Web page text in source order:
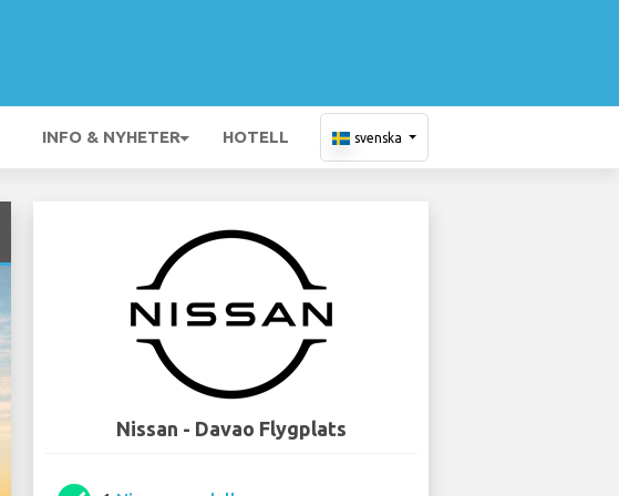
INFO & NYHETER HOTELL svenska
Nissan - Davao Flygplats